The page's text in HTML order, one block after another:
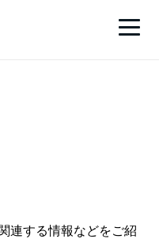
連する情報などをご紹